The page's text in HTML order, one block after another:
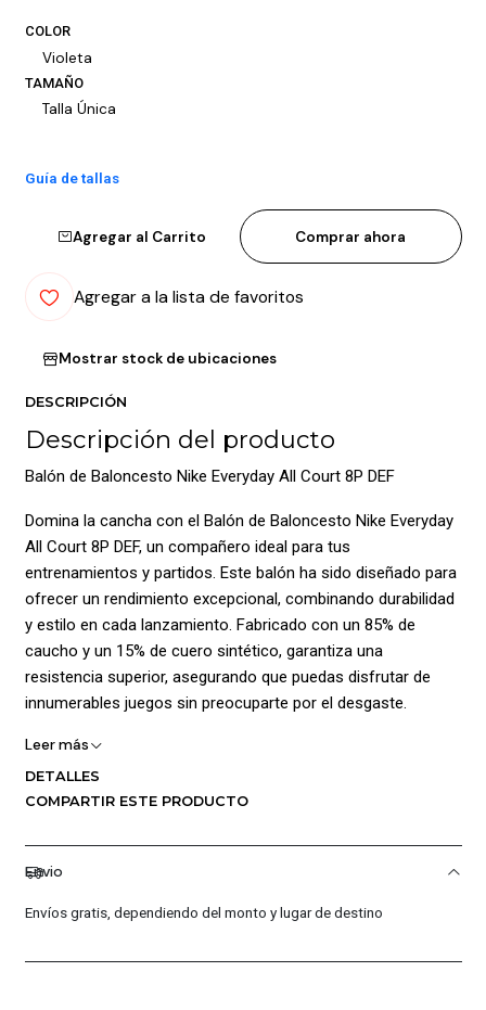
COLOR
Violeta
TAMAÑO
Talla Única
Guía de tallas
Agregar al Carrito Comprar ahora
Agregar a la lista de favoritos
Mostrar stock de ubicaciones
DESCRIPCIÓN
Descripción del producto
Balón de Baloncesto Nike Everyday All Court 8P DEF
Domina la cancha con el Balón de Baloncesto Nike Everyday
All Court 8P DEF, un compañero ideal para tus
entrenamientos y partidos. Este balón ha sido diseñado para
ofrecer un rendimiento excepcional, combinando durabilidad
y estilo en cada lanzamiento. Fabricado con un 85% de
caucho y un 15% de cuero sintético, garantiza una
resistencia superior, asegurando que puedas disfrutar de
innumerables juegos sin preocuparte por el desgaste.
El diseño de seis paneles mejora el agarre y la agilidad, lo que
te permite manejar el balón con precisión en cualquier
situación de juego. Ya sea que estés haciendo dribles
balón responde a tus movimientos de manera fluida,
ayudándote a destacar en la cancha.
Con un diseño atractivo en dos colores llamativos y un
Leer más
DETALLES
COMPARTIR ESTE PRODUCTO
Envio
Envíos gratis, dependiendo del monto y lugar de destino